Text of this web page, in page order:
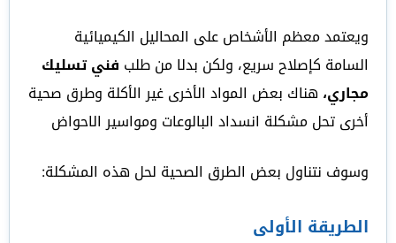
ويعتمد معظم الأشخاص على المحاليل الكيميائية
السامة كإصلاح سريع، ولكن بدلا من طلب فني تسليك
مجاري، هناك بعض المواد الأخرى غير الأكلة وطرق صحية
أخرى تحل مشكلة انسداد البالوعات ومواسير الاحواض
وسوف نتناول بعض الطرق الصحية لحل هذه المشكلة:
الطريقة الأولى